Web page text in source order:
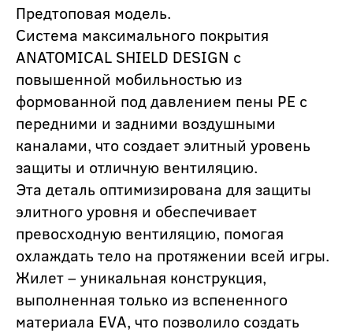
Предтоповая модель.
Система максимального покрытия
ANATOMICAL SHIELD DESIGN с
повышенной мобильностью из
формованной под давлением пены РЕ с
передними и задними воздушными
каналами, что создает элитный уровень
защиты и отличную вентиляцию.
Эта деталь оптимизирована для защиты
элитного уровня и обеспечивает
превосходную вентиляцию, помогая
охлаждать тело на протяжении всей игры.
Жилет – уникальная конструкция,
выполненная только из вспененного
материала EVА, что позволило создать